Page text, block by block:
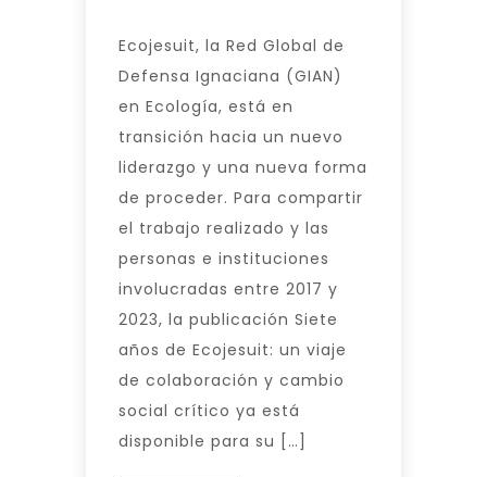
Ecojesuit, la Red Global de
Defensa Ignaciana (GIAN)
en Ecología, está en
transición hacia un nuevo
liderazgo y una nueva forma
de proceder. Para compartir
el trabajo realizado y las
personas e instituciones
involucradas entre 2017 y
2023, la publicación Siete
años de Ecojesuit: un viaje
de colaboración y cambio
social crítico ya está
disponible para su […]